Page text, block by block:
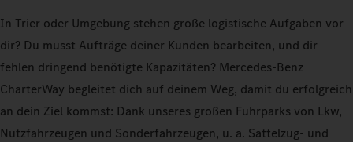
In Trier oder Umgebung stehen große logistische Aufgaben vor
dir? Du musst Aufträge deiner Kunden bearbeiten, und dir
fehlen dringend benötigte Kapazitäten? Mercedes-Benz
CharterWay begleitet dich auf deinem Weg, damit du erfolgreich
an dein Ziel kommst: Dank unseres großen Fuhrparks von Lkw,
Nutzfahrzeugen und Sonderfahrzeugen, u. a. Sattelzug- und